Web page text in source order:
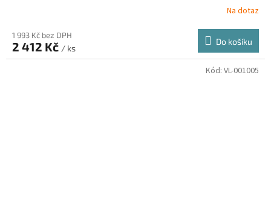
Na dotaz
1 993 Kč bez DPH
2 412 Kč / ks
Do košíku
Kód: VL-001005